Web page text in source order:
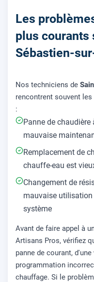
Les
plus courants
Sébastien-
Nos techniciens de
rencontrent souvent
:
Panne de
mauvaise
Remplacement de
chauffe-eau est
Changement de
mauvaise
système
Avant de faire appel à
Artisans Pros, vérifiez
panne de courant,
programmation
chauffage. Si le